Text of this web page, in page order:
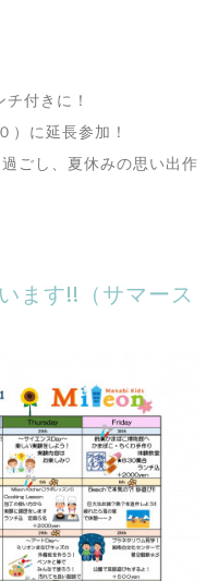
付きに！
）に延長参加！
ごし、夏休みの思い出作
ます!!（サマース